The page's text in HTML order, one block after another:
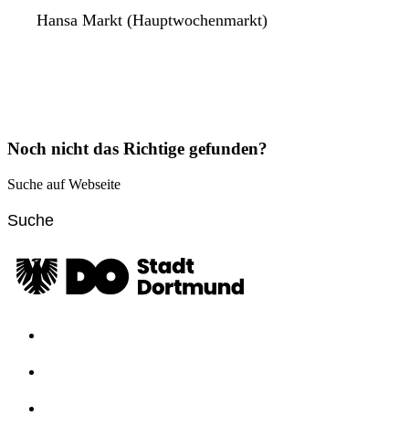
Hansa Markt (Hauptwochenmarkt)
Noch nicht das Richtige gefunden?
Suche auf Webseite